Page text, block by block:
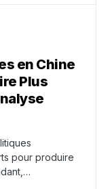
en Chine
Plus
pour produire